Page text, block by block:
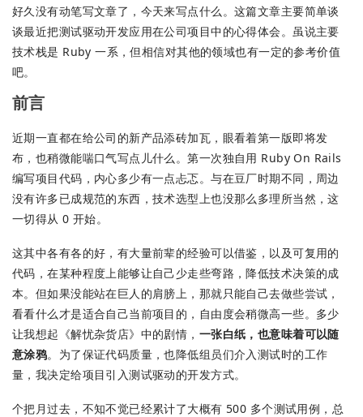
好久没有动笔写文章了，今天来写点什么。这篇文章主要简单谈
谈最近把测试驱动开发应用在公司项目中的心得体会。虽说主要
技术栈是 Ruby 一系，但相信对其他的领域也有一定的参考价值
吧。
前言
近期一直都在给公司的新产品添砖加瓦，眼看着第一版即将发
布，也稍微能喘口气写点儿什么。第一次独自用 Ruby On Rails
编写项目代码，内心多少有一点忐忑。与在豆厂时期不同，周边
没有许多已成规范的东西，技术选型上也没那么多理所当然，这
一切得从 0 开始。
这其中各有各的好，有大量前辈的经验可以借鉴，以及可复用的
代码，在某种程度上能够让自己少走些弯路，降低技术决策的成
本。但如果没能站在巨人的肩膀上，那就只能自己去做些尝试，
看看什么才是适合自己当前项目的，自由度会稍微高一些。多少
让我想起《解忧杂货店》中的剧情， 一张白纸，也意味着可以随
意涂鸦。为了保证代码质量，也降低组员们介入测试时的工作
量，我决定给项目引入测试驱动的开发方式。
个把月过去，不知不觉已经累计了大概有 500 多个测试用例，总